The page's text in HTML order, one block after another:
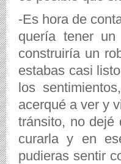
-Es hora de
quería tener
construiría un
estabas casi
los
acerqué a ver y
tránsito, no dejé
curarla y en
pudieras sentir